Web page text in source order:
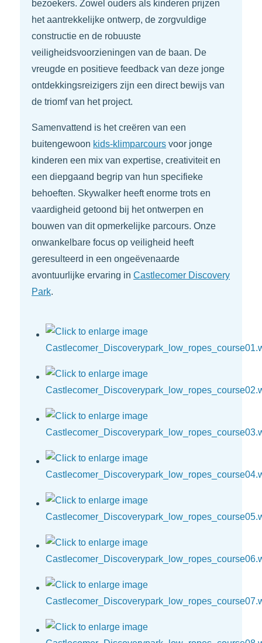
bezoekers. Zowel ouders als kinderen prijzen
het aantrekkelijke ontwerp, de zorgvuldige
constructie en de robuuste
veiligheidsvoorzieningen van de baan. De
vreugde en positieve feedback van deze jonge
ontdekkingsreizigers zijn een direct bewijs van
de triomf van het project.
Samenvattend is het creëren van een
buitengewoon kids-klimparcours voor jonge
kinderen een mix van expertise, creativiteit en
een diepgaand begrip van hun specifieke
behoeften. Skywalker heeft enorme trots en
vaardigheid getoond bij het ontwerpen en
bouwen van dit opmerkelijke parcours. Onze
onwankelbare focus op veiligheid heeft
geresulteerd in een ongeëvenaarde
avontuurlijke ervaring in Castlecomer Discovery
Park.